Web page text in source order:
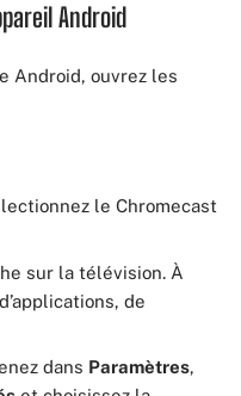
Android
Android, ouvrez les
le Chromecast
sur la télévision. À
de
dans Paramètres,